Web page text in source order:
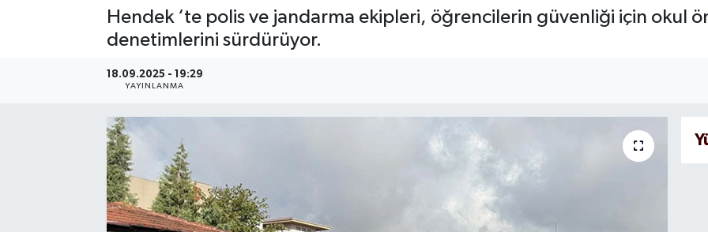
Hendek ‘te polis ve jandarma ekipleri, öğrencilerin güvenliği için okul
denetimlerini sürdürüyor.
18.09.2025 - 19:29
YAYINLANMA